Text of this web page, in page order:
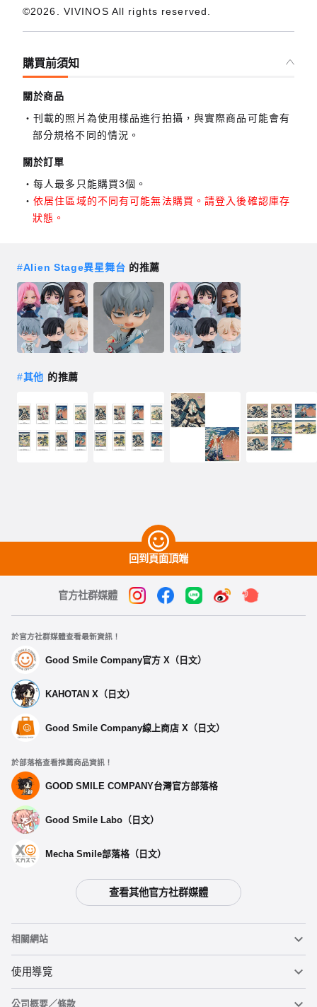
©2026. VIVINOS All rights reserved.
購買前須知
關於商品
刊載的照片為使用樣品進行拍攝，與實際商品可能會有
部分規格不同的情況。
關於訂單
每人最多只能購買3個。
依居住區域的不同有可能無法購買。請登入後確認庫存
狀態。
#Alien Stage異星舞台 的推薦
#其他 的推薦
回到頁面頂端
官方社群媒體
於官方社群媒體查看最新資訊！
Good Smile Company官方 X（日文）
KAHOTAN X（日文）
Good Smile Company線上商店 X（日文）
於部落格查看推薦商品資訊！
GOOD SMILE COMPANY台灣官方部落格
Good Smile Labo（日文）
Mecha Smile部落格（日文）
查看其他官方社群媒體
相關網站
黏土人
使用導覽
公司概要／條款